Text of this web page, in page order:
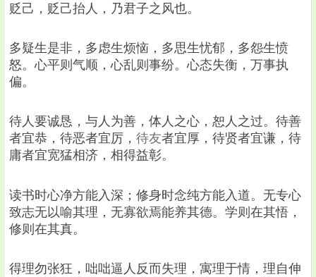
贬己，贬己抬人，乃君子之风也。
多疑生是非，多虑生烦恼，多思生忧郁，多怨生愤
怒。心平则气顺，心乱则事纷。心态失衡，万事执
偏。
待人要诚恳，与人为善，体人之心，恕人之过。待善
者宜恭，待恶者宜厉， 待友者宜厚，待贤者宜谦，待
庸者宜宽猛相济，相得益彰。
读书时心净方能入深；修身时念纯方能入道。无专心
致志无以喻其理，无寡欲焉能养其德。学则在其悟，
修则在其真。
得理勿张狂，咄咄逼人反而失理，寓理于情，理自伸